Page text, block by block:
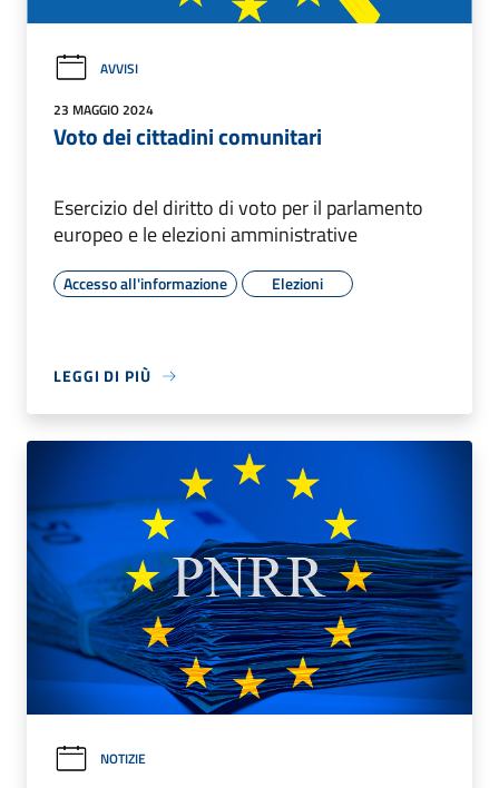
AVVISI
23 MAGGIO 2024
Voto dei cittadini comunitari
Esercizio del diritto di voto per il parlamento
europeo e le elezioni amministrative
Accesso all'informazione Elezioni
LEGGI DI PIÙ
NOTIZIE